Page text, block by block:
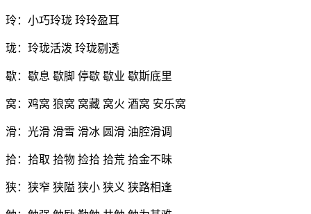
玲：小巧玲珑 玲玲盈耳
珑：玲珑活泼 玲珑剔透
歇：歇息 歇脚 停歇 歇业 歇斯底里
窝：鸡窝 狼窝 窝藏 窝火 酒窝 安乐窝
滑：光滑 滑雪 滑冰 圆滑 油腔滑调
拾：拾取 拾物 捡拾 拾荒 拾金不昧
狭：狭窄 狭隘 狭小 狭义 狭路相逢